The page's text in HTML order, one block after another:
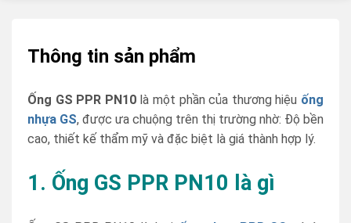
Thông tin sản phẩm
Ống GS PPR PN10là một phần của thương hiệu ống
nhựa GS, được ưa chuộng trên thị trường nhờ: Độ bền
cao, thiết kế thẩm mỹ và đặc biệt là giá thành hợp lý.
1. Ống GS PPR PN10 là gì